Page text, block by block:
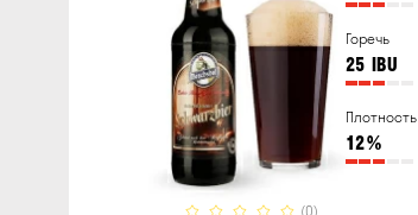
Горечь
25 IBU
Плотность
12%
(0)